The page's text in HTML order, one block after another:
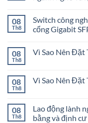
08
Th8
Switch công
cổng Gigabit
08
Th8
Vì Sao Nên Đặt
08
Th8
Vì Sao Nên Đặt
08
Th8
Lao động lành
bằng và định cư